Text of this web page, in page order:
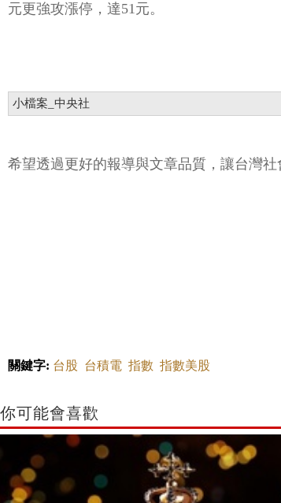
元更強攻漲停，達51元。
小檔案_中央社
希望透過更好的報導與文章品質，讓台灣社
關鍵字: 台股 台積電 指數 指數美股
你可能會喜歡